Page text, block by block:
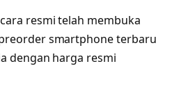
resmi telah membuka
smartphone terbaru
dengan harga resmi